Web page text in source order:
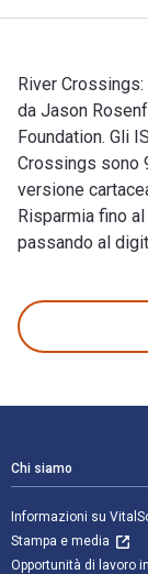
River
da Jason
Foundation. Gli
Crossings sono
versione
Risparmia fino
passando al
Chi siamo
Informazioni su
Stampa e media
Opportunità di lavoro